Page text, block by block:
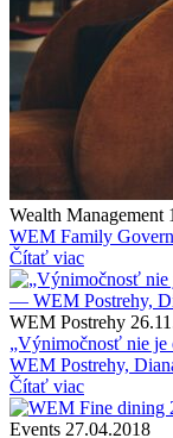
Wealth Management
WEM Family
Čítať viac
WEM Postrehy
„Výnimočnosť nie je
WEM Postrehy,
Čítať viac
Events 27.04.2018